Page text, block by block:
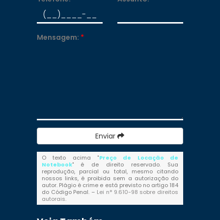
Mensagem: *
Enviar
O texto acima "Preço de Locação de
Notebook" é de direito reservado. Sua
reprodução, parcial ou total, mesmo citando
nossos links, é proibida sem a autorização do
autor. Plágio é crime e está previsto no artigo 184
do Código Penal. – Lei n° 9.610-98 sobre direitos
autorais.